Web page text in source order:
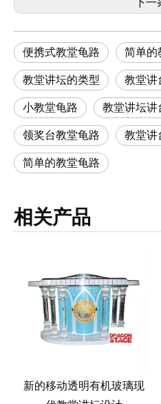
下一
便携式教堂龟路 简单的
教堂讲坛的类型 教堂讲
小教堂龟路 教堂讲坛讲
领奖台教堂龟路 教堂讲
简单的教堂龟路
相关产品
新的移动透明有机玻璃现